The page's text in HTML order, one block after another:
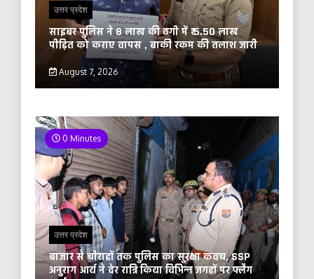
उत्तर प्रदेश
साइबर पुलिस ने 8 लाख की ठगी में ₹ 5.50 लाख
पीड़ित को कराए वापस , बाकी रकम की तलाश जारी
August 7, 2026
0 Minutes
उत्तर प्रदेश
बाजार से चौराहों तक पुलिस का सुरक्षा कवच, SSP
अनुराग आर्य ने देर रात्रि किया विभिन्न जगहों पर फ्लैग